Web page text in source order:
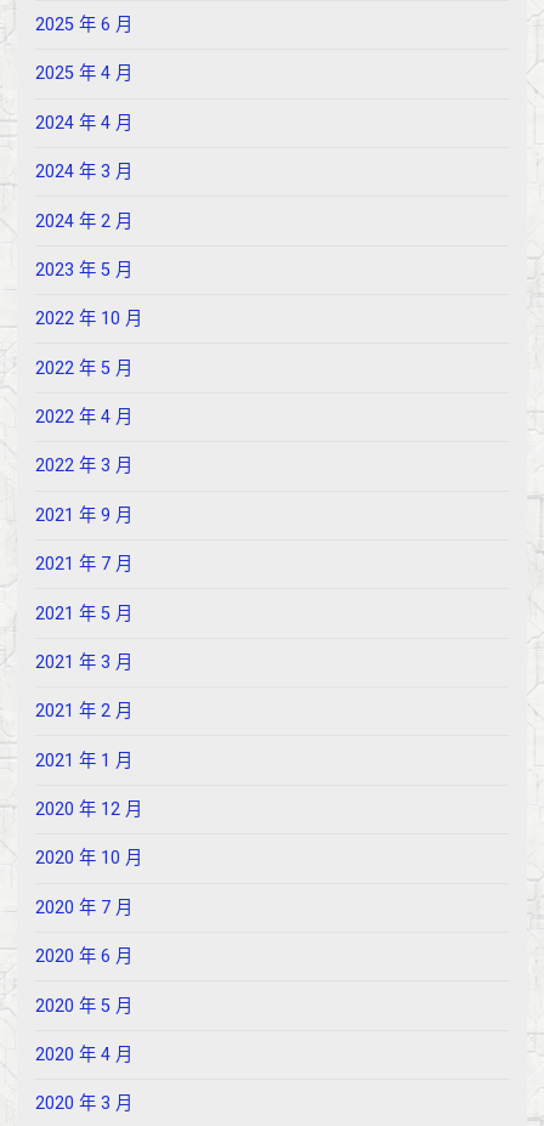
2025 年 6 月
2025 年 4 月
2024 年 4 月
2024 年 3 月
2024 年 2 月
2023 年 5 月
2022 年 10 月
2022 年 5 月
2022 年 4 月
2022 年 3 月
2021 年 9 月
2021 年 7 月
2021 年 5 月
2021 年 3 月
2021 年 2 月
2021 年 1 月
2020 年 12 月
2020 年 10 月
2020 年 7 月
2020 年 6 月
2020 年 5 月
2020 年 4 月
2020 年 3 月